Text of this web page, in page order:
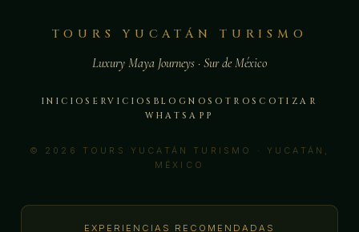
TOURS YUCATÁN TURISMO
Luxury Maya Journeys · Sur de México
INICIOSERVICIOS BLOGNOSOTROS COTIZAR
WHATSAPP
© 2026 TOURS YUCATÁN TURISMO · YUCATÁN,
MÉXICO
EXPERIENCIAS RECOMENDADAS